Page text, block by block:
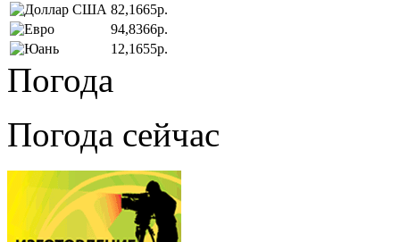
82,1665р.
94,8366р.
12,1655р.
Погода
Погода сейчас